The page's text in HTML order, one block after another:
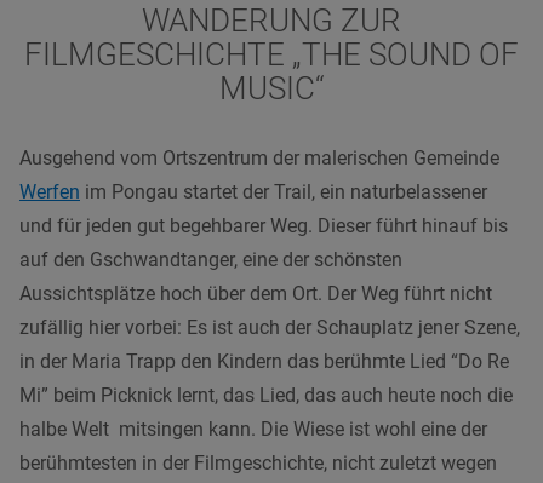
WANDERUNG ZUR
FILMGESCHICHTE „THE SOUND OF
MUSIC“
Ausgehend vom Ortszentrum der malerischen Gemeinde
Werfen im Pongau startet der Trail, ein naturbelassener
und für jeden gut begehbarer Weg. Dieser führt hinauf bis
auf den Gschwandtanger, eine der schönsten
Aussichtsplätze hoch über dem Ort. Der Weg führt nicht
zufällig hier vorbei: Es ist auch der Schauplatz jener Szene,
in der Maria Trapp den Kindern das berühmte Lied “Do Re
Mi” beim Picknick lernt, das Lied, das auch heute noch die
halbe Welt mitsingen kann. Die Wiese ist wohl eine der
berühmtesten in der Filmgeschichte, nicht zuletzt wegen